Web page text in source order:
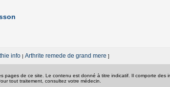
info|Arthrite remede de grand mere]
de ce site. Le contenu est donné à titre indicatif. Il comporte des
tout traitement, consultez votre médecin.